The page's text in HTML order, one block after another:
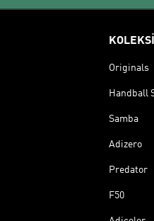
Originals
Handball
Samba
Adizero
Predator
F50